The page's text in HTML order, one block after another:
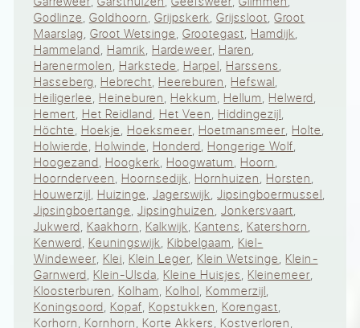
Godlinze, Goldhoorn, Grijpskerk,Grijssloot,Groot
Maarslag, Groot Wetsinge,Grootegast, Hamdijk,
Hammeland, Hamrik, Hardeweer, Haren,
Harenermolen, Harkstede, Harpel, Harssens,
Hasseberg, Hebrecht, Heereburen, Hefswal,
Heiligerlee, Heineburen, Hekkum, Hellum, Helwerd,
Hemert, Het Reidland, Het Veen, Hiddingezijl,
Höchte, Hoekje, Hoeksmeer, Hoetmansmeer, Holte,
Holwierde, Holwinde, Honderd, Hongerige Wolf,
Hoogezand, Hoogkerk, Hoogwatum, Hoorn,
Hoornderveen, Hoornsedijk, Hornhuizen, Horsten,
Houwerzijl, Huizinge, Jagerswijk,Jipsingboermussel,
Jipsingboertange, Jipsinghuizen,Jonkersvaart,
Jukwerd, Kaakhorn, Kalkwijk,Kantens,Katershorn,
Kenwerd, Keuningswijk, Kibbelgaam,Kiel-
Windeweer, Klei, Klein Leger,Klein Wetsinge,Klein-
Garnwerd, Klein-Ulsda, Kleine Huisjes,Kleinemeer,
Kloosterburen, Kolham, Kolhol,Kommerzijl,
Koningsoord, Kopaf, Kopstukken,Korengast,
Korhorn, Kornhorn, Korte Akkers,Kostverloren,